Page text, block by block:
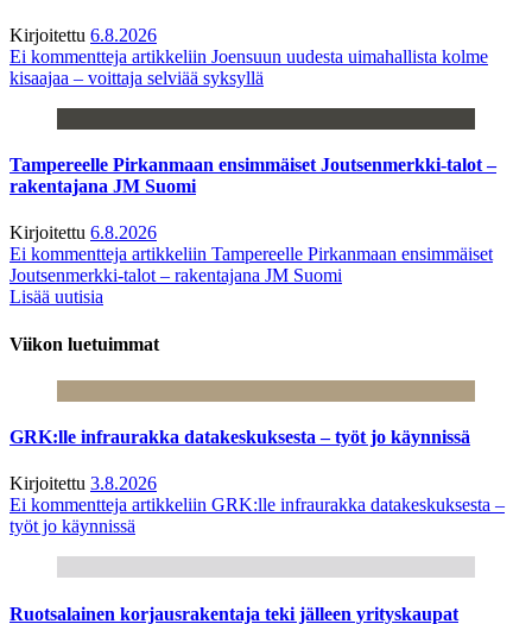
Kirjoitettu 6.8.2026
Ei kommentteja artikkeliin Joensuun uudesta uimahallista kolme
kisaajaa – voittaja selviää syksyllä
Tampereelle Pirkanmaan ensimmäiset Joutsenmerkki-talot –
rakentajana JM Suomi
Kirjoitettu 6.8.2026
Ei kommentteja artikkeliin Tampereelle Pirkanmaan ensimmäiset
Joutsenmerkki-talot – rakentajana JM Suomi
Lisää uutisia
Viikon luetuimmat
GRK:lle infraurakka datakeskuksesta – työt jo käynnissä
Kirjoitettu 3.8.2026
Ei kommentteja artikkeliin GRK:lle infraurakka datakeskuksesta –
työt jo käynnissä
Ruotsalainen korjausrakentaja teki jälleen yrityskaupat